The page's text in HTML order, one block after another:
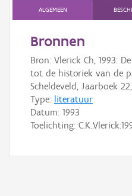
Hergebruik
Aanmelden
ALGEMEEN
Bronnen
Bron: Vlerick Ch, 1993:
tot de historiek van de
Scheldeveld, Jaarboek
Type: literatuur
Datum: 1993
Toelichting: